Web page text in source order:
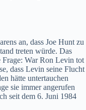
an, dass Joe Hunt zu
treten würde. Das
Frage: War Ron Levin tot
dass Levin seine Flucht
hätte untertauchen
sie immer angerufen
seit dem 6. Juni 1984